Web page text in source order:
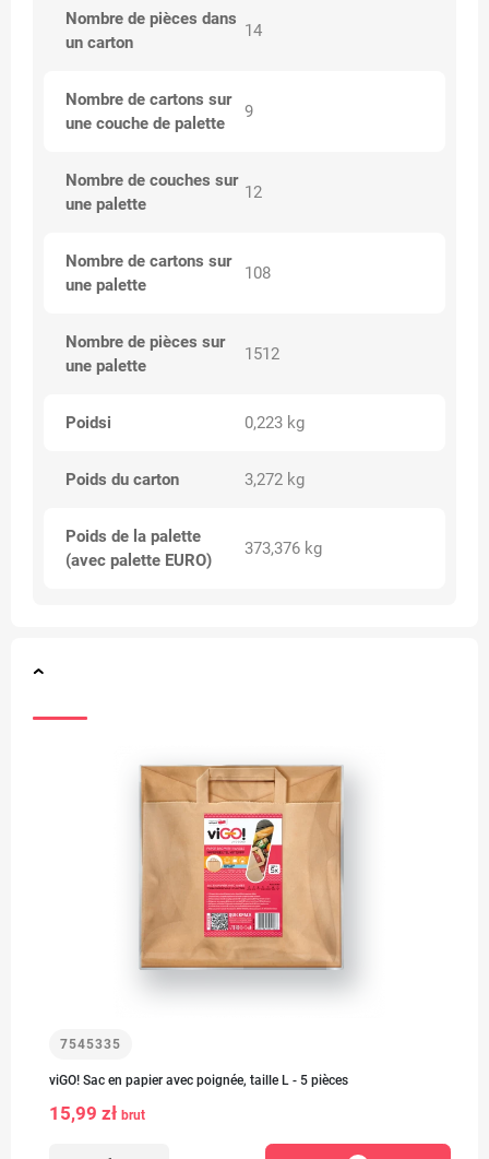
Nombre de pièces dans
un carton
14
Nombre de cartons sur
une couche de palette
9
Nombre de couches sur
une palette
12
Nombre de cartons sur
une palette
108
Nombre de pièces sur
une palette
1512
Poidsi 0,223 kg
Poids du carton 3,272 kg
Poids de la palette
(avec palette EURO)
373,376 kg
7545335
viGO! Sac en papier avec poignée, taille L - 5 pièces
15,99 zł brut